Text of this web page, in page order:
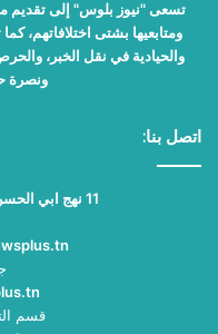
تسعى "نيوز بلوس" إلى تقديم
ومتابعيها بشتى اختلافاتهم،
والحيادية في نقل الخبر،
ونصرة
اتصل بنا:
11 نهج ابي الحسن الحضرمي- منوبة - تونس
قسم